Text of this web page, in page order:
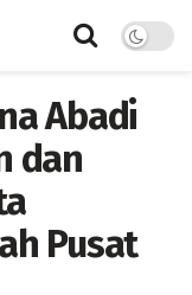
Abadi
dan
Pusat